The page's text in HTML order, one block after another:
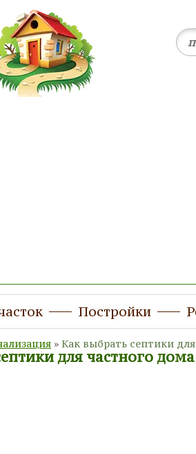
Постройки
» Как выбрать септики
для частного